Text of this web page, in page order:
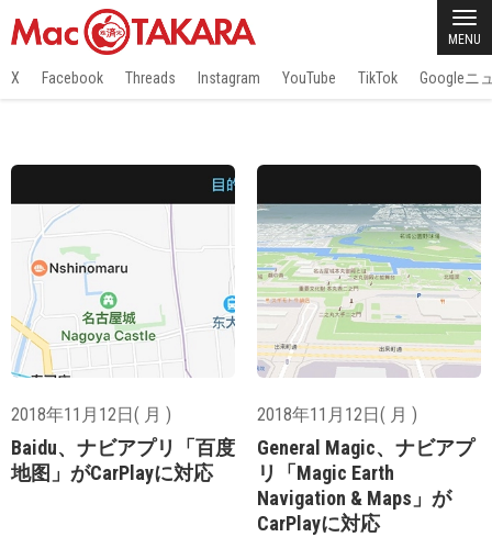
MENU
X Facebook Threads Instagram YouTube TikTok Googleニ
2018年11月12日( 月 )
Baidu、ナビアプリ「百度
地图」がCarPlayに対応
2018年11月12日( 月 )
General Magic、ナビアプ
リ「Magic Earth
Navigation & Maps」が
CarPlayに対応